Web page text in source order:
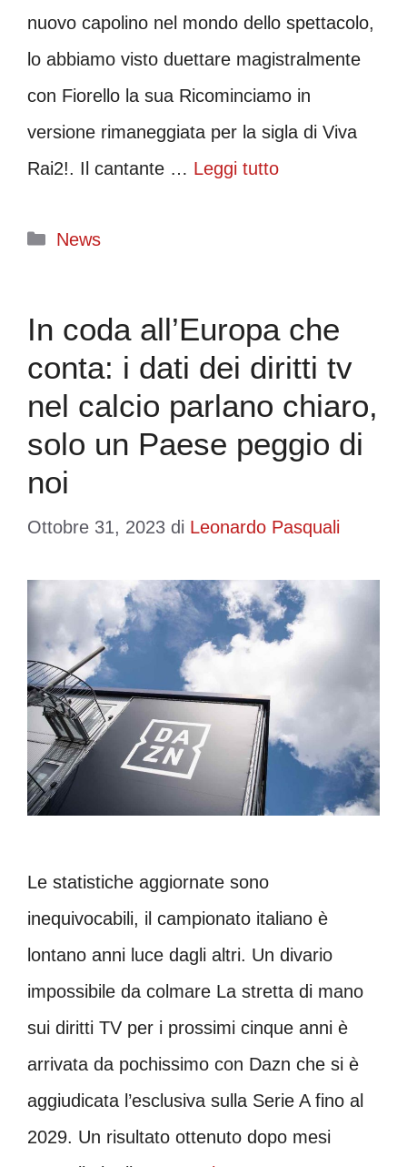
nuovo capolino nel mondo dello spettacolo,
lo abbiamo visto duettare magistralmente
con Fiorello la sua Ricominciamo in
versione rimaneggiata per la sigla di Viva
Rai2!. Il cantante … Leggi tutto
Categorie
News
In coda all’Europa che
conta: i dati dei diritti tv
nel calcio parlano chiaro,
solo un Paese peggio di
noi
Ottobre 31, 2023 di Leonardo Pasquali
Le statistiche aggiornate sono
inequivocabili, il campionato italiano è
lontano anni luce dagli altri. Un divario
impossibile da colmare La stretta di mano
sui diritti TV per i prossimi cinque anni è
arrivata da pochissimo con Dazn che si è
aggiudicata l’esclusiva sulla Serie A fino al
2029. Un risultato ottenuto dopo mesi